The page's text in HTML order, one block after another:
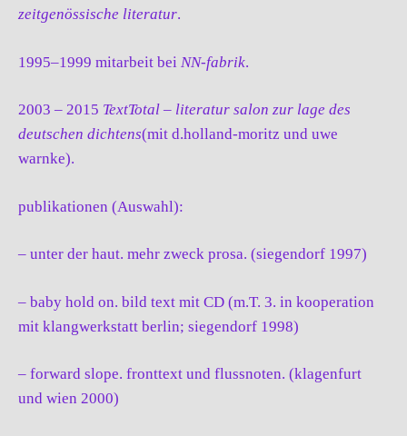
zeitgenössische literatur.
1995–1999 mitarbeit bei NN-fabrik.
2003 – 2015 TextTotal – literatur salon zur lage des
deutschen dichtens(mit d.holland-moritz und uwe
warnke).
publikationen (Auswahl):
– unter der haut. mehr zweck prosa. (siegendorf 1997)
– baby hold on. bild text mit CD (m.T. 3. in kooperation
mit klangwerkstatt berlin; siegendorf 1998)
– forward slope. fronttext und flussnoten. (klagenfurt
und wien 2000)